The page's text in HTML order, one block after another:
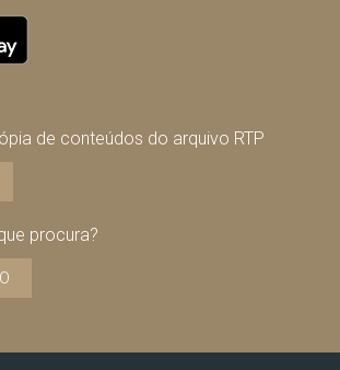
de conteúdos do arquivo RTP
procura?